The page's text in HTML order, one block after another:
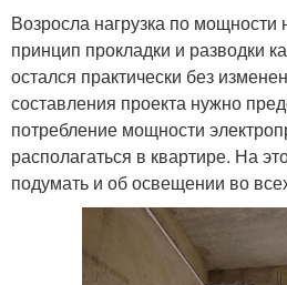
Возросла нагрузка по мощности
принцип прокладки и разводки
остался практически без
составления проекта нужно
потребление мощности
располагаться в квартире. На
подумать и об освещении во